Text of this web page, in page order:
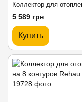
5 589 грн
Купить